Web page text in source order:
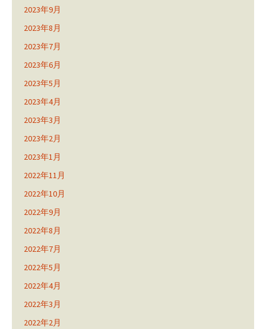
2023年9月
2023年8月
2023年7月
2023年6月
2023年5月
2023年4月
2023年3月
2023年2月
2023年1月
2022年11月
2022年10月
2022年9月
2022年8月
2022年7月
2022年5月
2022年4月
2022年3月
2022年2月